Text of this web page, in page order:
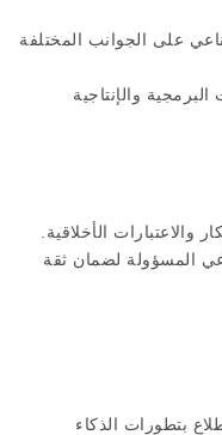
على الجوانب المختلفة
والإنتاجية
والاعتبارات الأخلاقية.
المسؤولة لضمان ثقة
بتطورات الذكاء